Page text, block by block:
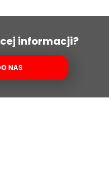
informacji?
NAS